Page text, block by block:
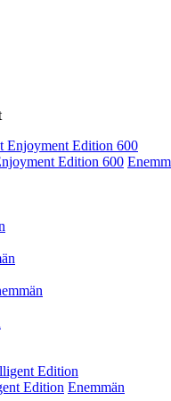
Edition 600
Edition Enemmän